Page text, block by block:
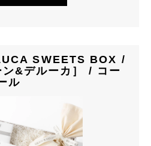
SWEETS BOX /
&デルーカ］ / コー
ル